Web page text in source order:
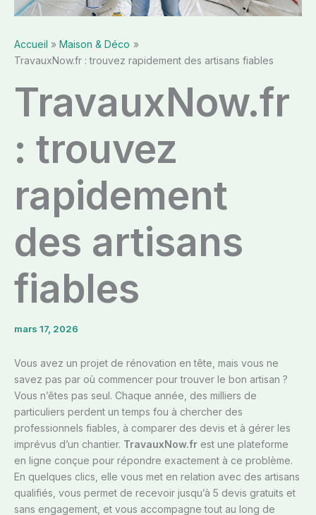
Accueil
Maison & Déco
TravauxNow.fr : trouvez rapidement des artisans fiables
TravauxNow.fr
: trouvez
rapidement
des artisans
fiables
mars 17, 2026
Vous avez un projet de rénovation en tête, mais vous ne
savez pas par où commencer pour trouver le bon artisan ?
Vous n’êtes pas seul. Chaque année, des milliers de
particuliers perdent un temps fou à chercher des
professionnels fiables, à comparer des devis et à gérer les
imprévus d’un chantier. TravauxNow.fr est une plateforme
en ligne conçue pour répondre exactement à ce problème.
En quelques clics, elle vous met en relation avec des artisans
qualifiés, vous permet de recevoir jusqu’à 5 devis gratuits et
sans engagement, et vous accompagne tout au long de